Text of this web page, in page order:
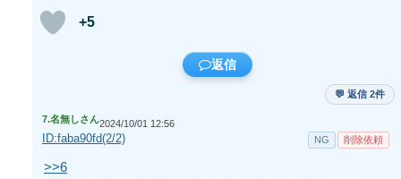
+5
返信
💬 返信 2件
7.名無しさん2024/10/01 12:56
ID:faba90fd(2/2) NG 削除依頼
>>6